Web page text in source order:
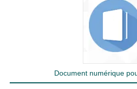
Document numérique